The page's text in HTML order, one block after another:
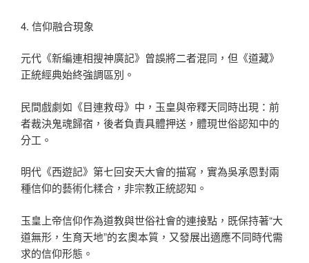
4. 信仰融合現象
元代《新編連相搜神廣記》曾誤將二者混同，但《道藏》
正統經典始終強調區別。
民間戲劇如《目連救母》中，玉皇與帝釋天同時出現：前
者裁決鬼魂歸宿，後者負責具體押送，體現世俗認知中的
分工。
明代《西遊記》第七回安天大會的描寫，實為吳承恩對兩
種信仰的藝術化糅合，非宗教正統認知。
玉皇上帝信仰作為道教與世俗社會的連接點，既保持著“大
道無形，生育天地”的玄奧本質，又發展出適應不同時代需
求的信仰形態。